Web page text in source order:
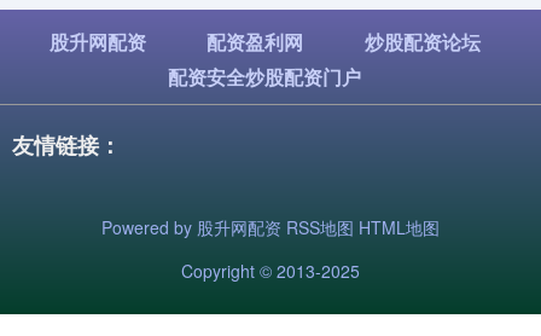
股升网配资 配资盈利网
炒股配资论坛
配资安全炒股配资门户
友情链接：
Powered by 股升网配资 RSS地图 HTML地图
Copyright © 2013-2025